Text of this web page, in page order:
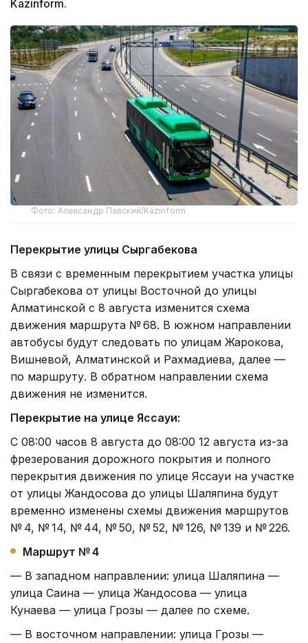
Kazinform.
Фото: Александр Павский/Kazinform
Перекрытие улицы Сыргабекова
В связи с временным перекрытием участка улицы
Сыргабекова от улицы Восточной до улицы
Алматинской с 8 августа изменится схема
движения маршрута № 68. В южном направлении
автобусы будут следовать по улицам Жарокова,
Вишневой, Алматинской и Рахмадиева, далее —
по маршруту. В обратном направлении схема
движения не изменится.
Перекрытие на улице Яссауи:
С 08:00 часов 8 августа до 08:00 12 августа из-за
фрезерования дорожного покрытия и полного
перекрытия движения по улице Яссауи на участке
от улицы Жандосова до улицы Шаляпина будут
временно изменены схемы движения маршрутов
№ 4, № 14, № 44, № 50, № 52, № 126, № 139 и № 226.
Маршрут № 4
— В западном направлении: улица Шаляпина —
улица Саина — улица Жандосова — улица
Кунаева — улица Грозы — далее по схеме.
— В восточном направлении: улица Грозы —